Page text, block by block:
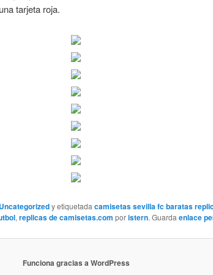
tarjeta roja.
Uncategorizedy etiquetadacamisetas sevilla fc baratas
,replicas de camisetas.com poristern. Guardaenlace
Funciona gracias a WordPress